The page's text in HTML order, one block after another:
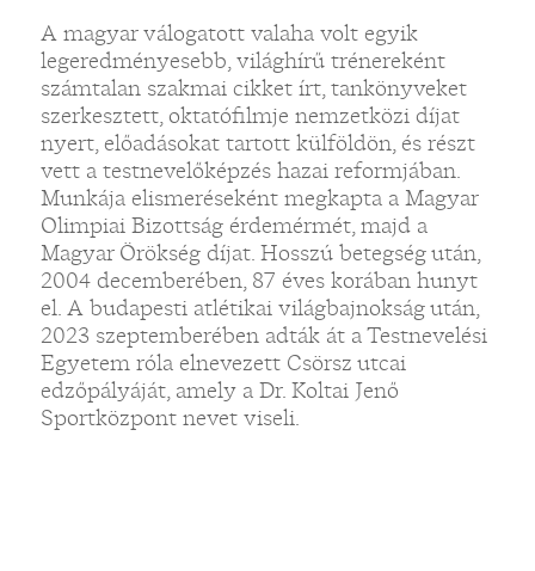
A magyar válogatott valaha volt egyik
legeredményesebb, világhírű trénereként
számtalan szakmai cikket írt, tankönyveket
szerkesztett, oktatófilmje nemzetközi díjat
nyert, előadásokat tartott külföldön, és részt
vett a testnevelőképzés hazai reformjában.
Munkája elismeréseként megkapta a Magyar
Olimpiai Bizottság érdemérmét, majd a
Magyar Örökség díjat. Hosszú betegség után,
2004 decemberében, 87 éves korában hunyt
el. A budapesti atlétikai világbajnokság után,
2023 szeptemberében adták át a Testnevelési
Egyetem róla elnevezett Csörsz utcai
edzőpályáját, amely a Dr. Koltai Jenő
Sportközpont nevet viseli.